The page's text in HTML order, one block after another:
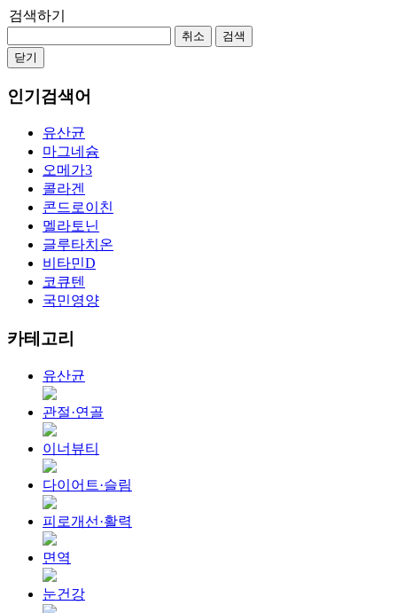
검색하기
취소
검색
닫기
인기검색어
유산균
마그네슘
오메가3
콜라겐
콘드로이친
멜라토닌
글루타치온
비타민D
코큐텐
국민영양
카테고리
유산균
관절·연골
이너뷰티
다이어트·슬림
피로개선·활력
면역
눈건강